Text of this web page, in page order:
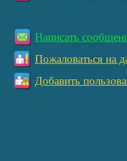
Написать
Пожаловаться на
Добавить